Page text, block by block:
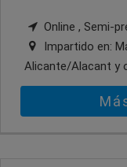
Online , Semi-
Impartido en:
Alicante/Alacant y